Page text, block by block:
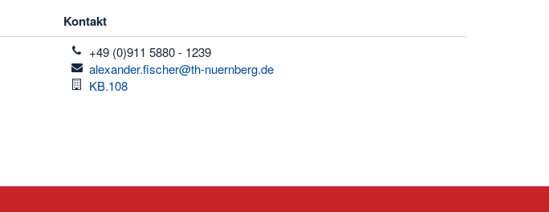
Kontakt
telefon
+49 (0)911 5880 - 1239
email
alexander.fischer@th-nuernberg.de
Raum
KB.108